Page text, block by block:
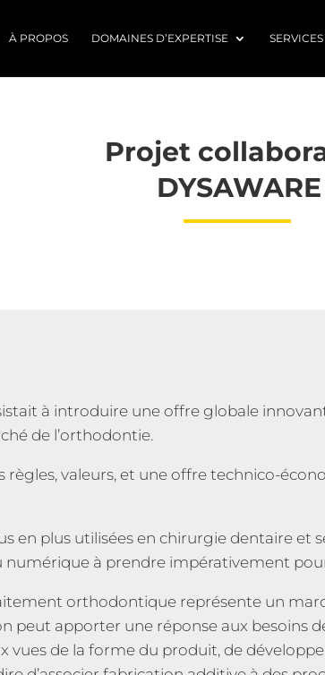
À PROPOS DOMAINES D’EXPERTISE SERVICES
Projet
DYSAWARE
à introduire une offre globale
de l’orthodontie.
règles, valeurs, et une offretechnico-
en plus utilisées en chirurgiedentaire et
numérique à prendre impérativement
orthodontique représente un
peut apporter une réponse aux besoins
vues de la forme du produit, de